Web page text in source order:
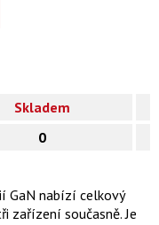
Skladem
0
GaN nabízí celkový
zařízení současně. Je